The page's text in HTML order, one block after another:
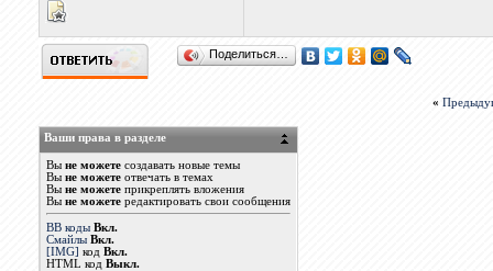
Поделиться…
«
Ваши права в разделе
Вы не можетесоздавать новые темы
Вы не можетеотвечать в темах
Вы не можетеприкреплять вложения
Вы не можетередактировать свои сообщения
BB коды Вкл.
Смайлы Вкл.
[IMG] код Вкл.
HTML код Выкл.